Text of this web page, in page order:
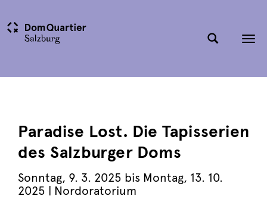
Paradise Lost. Die Tapisserien
des Salzburger Doms
Sonntag, 9. 3. 2025 bis Montag, 13. 10.
2025 | Nordoratorium